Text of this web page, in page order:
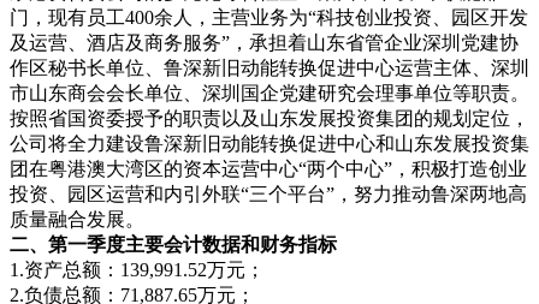
门，现有员工400余人，主营业务为“科技创业投资、园区开发
及运营、酒店及商务服务”，承担着山东省管企业深圳党建协
作区秘书长单位、鲁深新旧动能转换促进中心运营主体、深圳
市山东商会会长单位、深圳国企党建研究会理事单位等职责。
按照省国资委授予的职责以及山东发展投资集团的规划定位，
公司将全力建设鲁深新旧动能转换促进中心和山东发展投资集
团在粤港澳大湾区的资本运营中心“两个中心”，积极打造创业
投资、园区运营和内引外联“三个平台”，努力推动鲁深两地高
质量融合发展。
二、第一季度主要会计数据和财务指标
1.资产总额：139,991.52万元；
2.负债总额：71,887.65万元；